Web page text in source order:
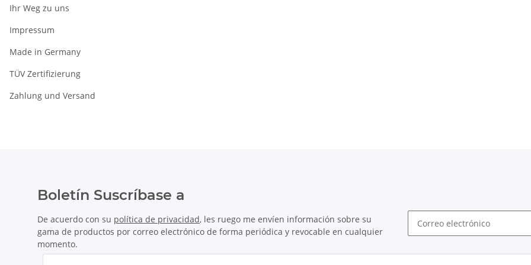
Ihr Weg zu uns
Impressum
Made in Germany
TÜV Zertifizierung
Zahlung und Versand
Boletín Suscríbase a
De acuerdo con su política de privacidad, les ruego me envíen información sobre su
gama de productos por correo electrónico de forma periódica y revocable en cualquier
momento.